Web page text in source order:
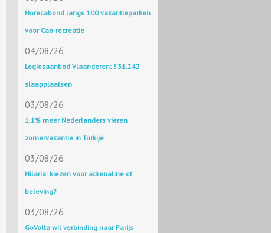
Horecabond langs 100 vakantieparken
voor Cao-recreatie
04/08/26
Logiesaanbod Vlaanderen: 531.242
slaapplaatsen
03/08/26
1,1% meer Nederlanders vieren
zomervakantie in Turkije
03/08/26
Hilaria: kiezen voor adrenaline of
beleving?
03/08/26
GoVolta wil verbinding naar Parijs